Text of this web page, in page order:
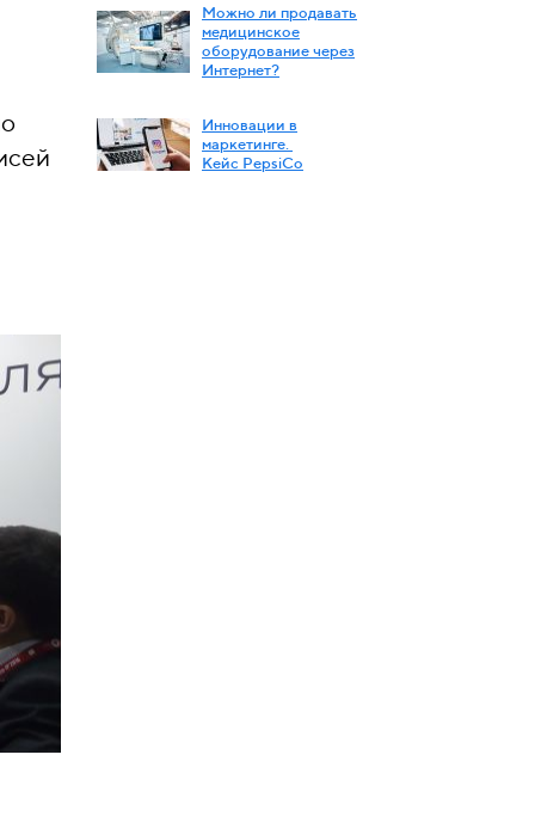
Можно ли продавать
медицинское
оборудование через
Интернет?
Инновации в
маркетинге.
Кейс PepsiСo